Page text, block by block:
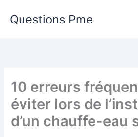
Questions Pme
10 erreurs
éviter lors de
d’un chauffe-eau